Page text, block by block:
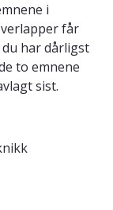
i
får
har dårligst
to emnene
sist.